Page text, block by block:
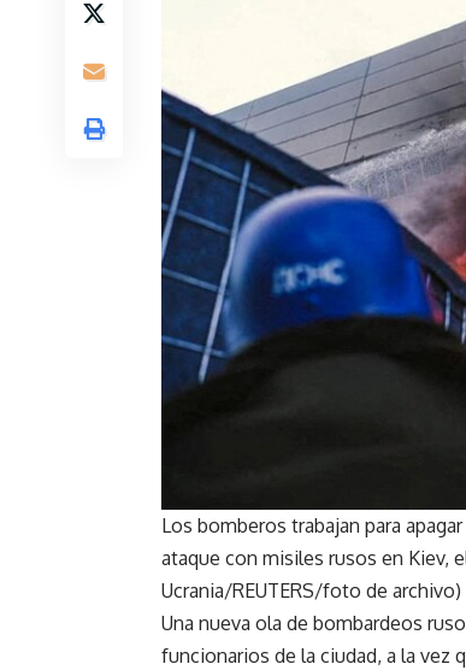
Los bomberos trabajan para
ataque con misiles rusos en Kiev,
Ucrania/REUTERS/foto de archivo)
Una nueva ola de bombardeos
funcionarios de la ciudad, a la vez